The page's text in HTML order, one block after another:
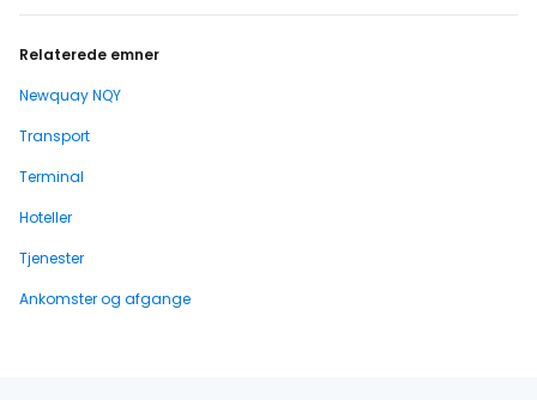
Relaterede emner
Newquay NQY
Transport
Terminal
Hoteller
Tjenester
Ankomster og afgange